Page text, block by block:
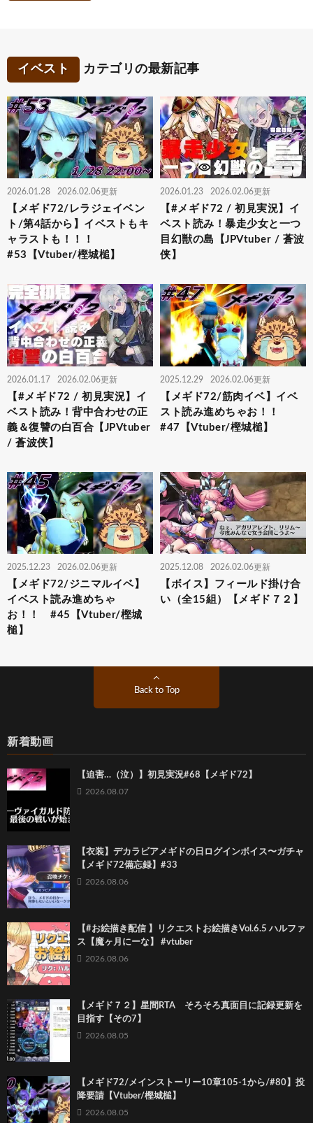
イベスト カテゴリの最新記事
2026.01.28 2026.02.06更新
【メギド72/レラジェイベン
ト/第4話から】イベストもキ
ャラストも！！！
#53【Vtuber/樫城槌】
2026.01.23 2026.02.06更新
【#メギド72 / 初見実況】イ
ベスト読み！暴走少女と一つ
目幻獣の島【JPVtuber / 蒼波
侠】
2026.01.17 2026.02.06更新
【#メギド72 / 初見実況】イ
ベスト読み！背中合わせの正
義＆復讐の白百合【JPVtuber
/ 蒼波侠】
2025.12.29 2026.02.06更新
【メギド72/筋肉イベ】イベ
スト読み進めちゃお！！
#47【Vtuber/樫城槌】
2025.12.23 2026.02.06更新
【メギド72/ジニマルイベ】
イベスト読み進めちゃ
お！！ #45【Vtuber/樫城
槌】
2025.12.08 2026.02.06更新
【ボイス】フィールド掛け合
い（全15組）【メギド７２】
Back to Top
新着動画
【迫害…（泣）】初見実況#68【メギド72】
2026.08.07
【衣装】デカラビアメギドの日ログインボイス〜ガチャ
【メギド72備忘録】#33
2026.08.06
【#お絵描き配信 】リクエストお絵描きVol.6.5 ハルファ
ス【魔ヶ月にーな】 #vtuber
2026.08.06
【メギド７２】星間RTA そろそろ真面目に記録更新を
目指す【その7】
2026.08.05
【メギド72/メインストーリー10章105-1から/#80】投
降要請【Vtuber/樫城槌】
2026.08.05